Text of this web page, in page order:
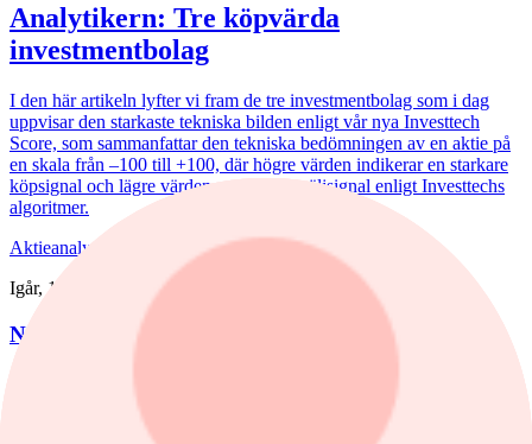
Analytikern: Tre köpvärda
investmentbolag
I den här artikeln lyfter vi fram de tre investmentbolag som i dag
uppvisar den starkaste tekniska bilden enligt vår nya Investtech
Score, som sammanfattar den tekniska bedömningen av en aktie på
en skala från –100 till +100, där högre värden indikerar en starkare
köpsignal och lägre värden en starkare säljsignal enligt Investtechs
algoritmer.
Aktieanalys
Igår, 15:55
Nederman: Vändning i sikte?